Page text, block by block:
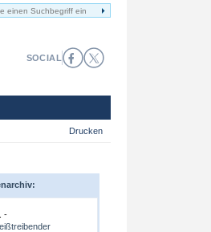
SOCIAL
Drucken
-